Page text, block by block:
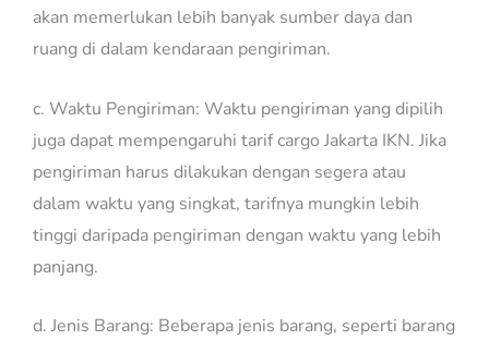
akan memerlukan lebih banyak sumber daya dan
ruang di dalam kendaraan pengiriman.
c. Waktu Pengiriman: Waktu pengiriman yang dipilih
juga dapat mempengaruhi tarif cargo Jakarta IKN. Jika
pengiriman harus dilakukan dengan segera atau
dalam waktu yang singkat, tarifnya mungkin lebih
tinggi daripada pengiriman dengan waktu yang lebih
panjang.
d. Jenis Barang: Beberapa jenis barang, seperti barang